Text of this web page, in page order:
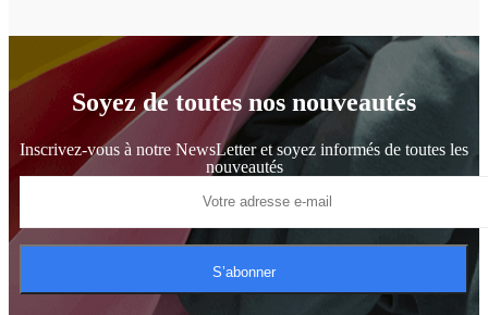
Soyez de toutes nos nouveautés
Inscrivez-vous à notre NewsLetter et soyez informés de toutes les
nouveautés
S’abonner